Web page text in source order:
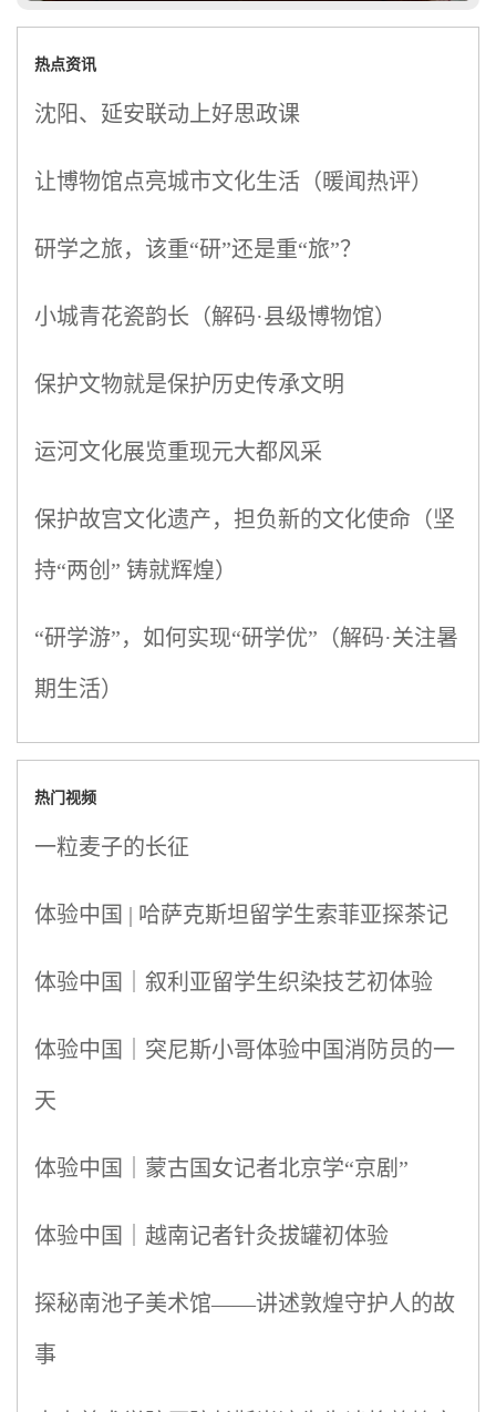
热点资讯
沈阳、延安联动上好思政课
让博物馆点亮城市文化生活（暖闻热评）
研学之旅，该重“研”还是重“旅”？
小城青花瓷韵长（解码·县级博物馆）
保护文物就是保护历史传承文明
运河文化展览重现元大都风采
保护故宫文化遗产，担负新的文化使命（坚
持“两创” 铸就辉煌）
“研学游”，如何实现“研学优”（解码·关注暑
期生活）
热门视频
一粒麦子的长征
体验中国 | 哈萨克斯坦留学生索菲亚探茶记
体验中国｜叙利亚留学生织染技艺初体验
体验中国｜突尼斯小哥体验中国消防员的一
天
体验中国｜蒙古国女记者北京学“京剧”
体验中国｜越南记者针灸拔罐初体验
探秘南池子美术馆——讲述敦煌守护人的故
事